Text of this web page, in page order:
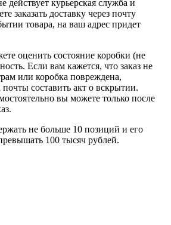
действует курьерская служба и
заказать доставку через почту
товара, на ваш адрес придет
оценить состояние коробки (не
Если вам кажется, что заказ не
или коробка повреждена,
составить акт о вскрытии.
вы можете только после
не больше 10 позиций и его
100 тысяч рублей.